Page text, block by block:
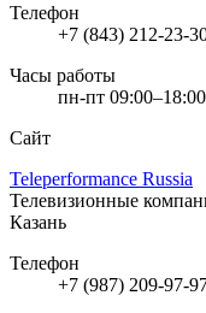
Телефон
+7 (843) 212-23-
Часы работы
пн-пт 09:00–18:00
Сайт
Teleperformance Russia
Телевизионные
Казань
Телефон
+7 (987) 209-97-